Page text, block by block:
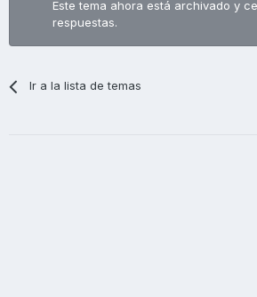
Este tema ahora está archivado y
respuestas.
Ir a la lista de temas